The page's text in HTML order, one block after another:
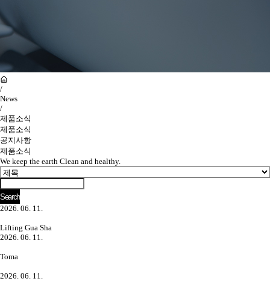
/
News
/
제품소식
제품소식
공지사항
제품소식
We keep the earth Clean and healthy.
2026. 06. 11.
Lifting Gua Sha
2026. 06. 11.
Toma
2026. 06. 11.